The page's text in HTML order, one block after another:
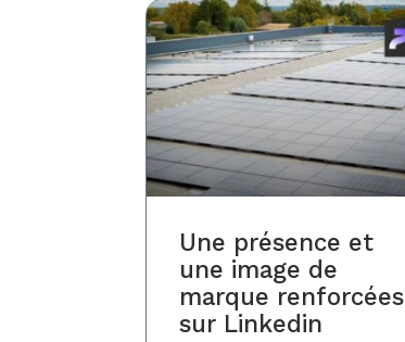
Une présence et
une image de
marque renforcées
sur Linkedin